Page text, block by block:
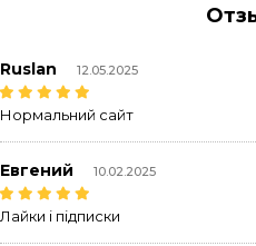
Ruslan 12.05.2025
Нормальний сайт
Евгений 10.02.2025
Лайки і підписки